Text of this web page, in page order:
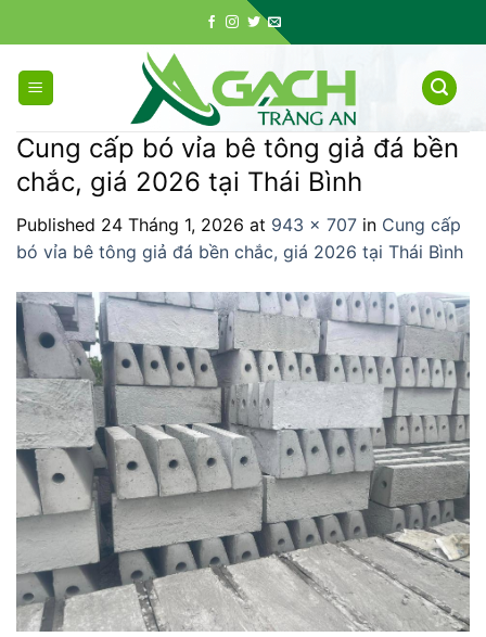
to
content
Cung cấp bó vỉa bê tông giả đá bền
chắc, giá 2026 tại Thái Bình
Published 24 Tháng 1, 2026 at 943 × 707 in Cung cấp
bó vỉa bê tông giả đá bền chắc, giá 2026 tại Thái Bình